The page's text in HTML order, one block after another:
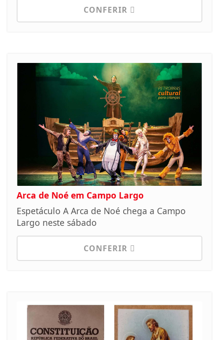
CONFERIR
Arca de Noé em Campo Largo
Espetáculo A Arca de Noé chega a Campo
Largo neste sábado
CONFERIR